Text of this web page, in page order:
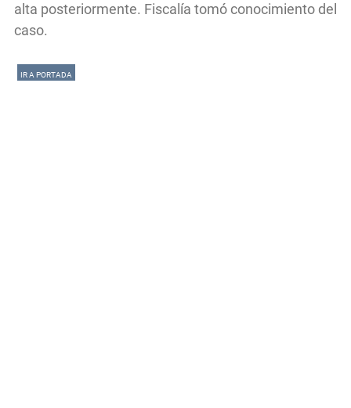
alta posteriormente. Fiscalía tomó conocimiento del
caso.
IR A PORTADA